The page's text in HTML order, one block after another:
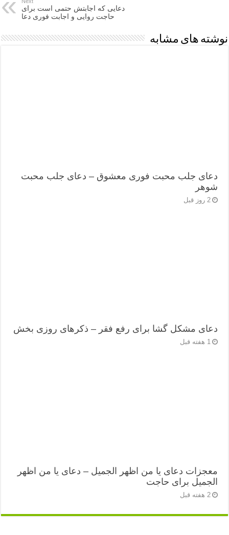
دعایی که اجابتش حتمی است برای
حاجت روایی و اجابت فوری دعا
نوشته های مشابه
دعای جلب محبت فوری معشوق – دعای جلب محبت
شوهر
2 روز قبل
دعای مشکل گشا برای رفع فقر – ذکرهای روزی‌ بخش
1 هفته قبل
معجزات دعای یا من اظهر الجمیل – دعای یا من اظهر
الجمیل برای حاجت
2 هفته قبل